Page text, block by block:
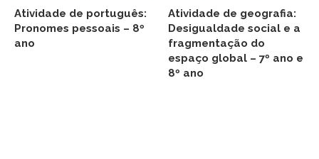
Atividade de português:
Pronomes pessoais – 8º
ano
Atividade de geografia:
Desigualdade social e a
fragmentação do
espaço global – 7º ano e
8º ano